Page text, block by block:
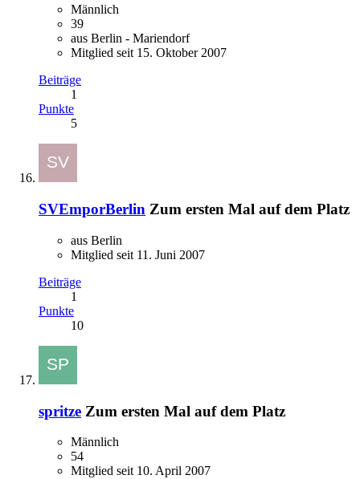
Männlich
39
aus Berlin - Mariendorf
Mitglied seit 15. Oktober 2007
Beiträge
1
Punkte
5
SVEmporBerlin Zum ersten Mal auf dem Platz
aus Berlin
Mitglied seit 11. Juni 2007
Beiträge
1
Punkte
10
spritze Zum ersten Mal auf dem Platz
Männlich
54
Mitglied seit 10. April 2007